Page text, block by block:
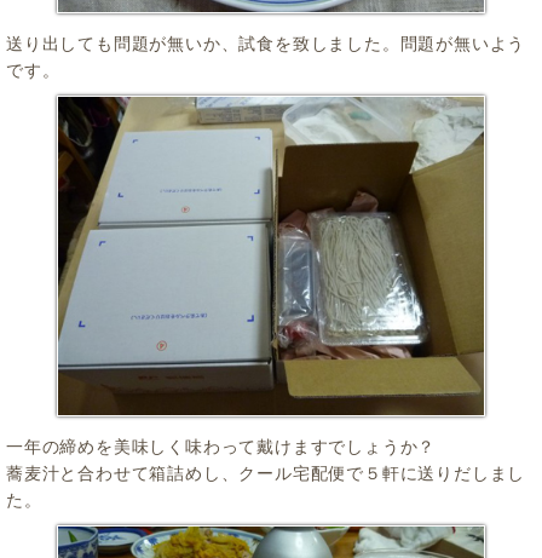
送り出しても問題が無いか、試食を致しました。問題が無いよう
です。
一年の締めを美味しく味わって戴けますでしょうか？
蕎麦汁と合わせて箱詰めし、クール宅配便で５軒に送りだしまし
た。